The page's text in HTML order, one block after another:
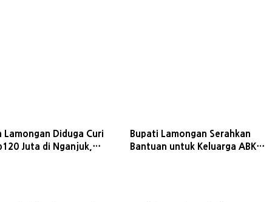
Lamongan Diduga Curi
Juta di Nganjuk,
Bupati Lamongan Serahkan
Bantuan untuk Keluarga ABK